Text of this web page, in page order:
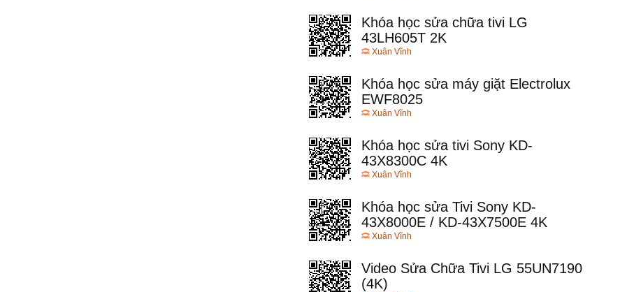
Khóa học sửa chữa tivi LG
43LH605T 2K
Xuân Vĩnh
Khóa học sửa máy giặt Electrolux
EWF8025
Xuân Vĩnh
Khóa học sửa tivi Sony KD-
43X8300C 4K
Xuân Vĩnh
Khóa học sửa Tivi Sony KD-
43X8000E / KD-43X7500E 4K
Xuân Vĩnh
Video Sửa Chữa Tivi LG 55UN7190
(4K)